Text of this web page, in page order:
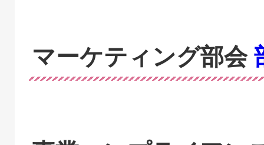
マーケティング部会